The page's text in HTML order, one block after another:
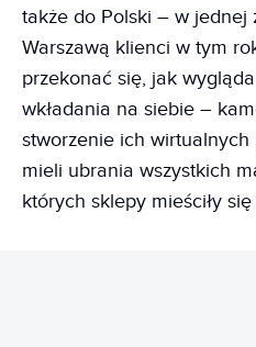
także do Polski – w
Warszawą klienci w tym
przekonać się, jak
wkładania na siebie –
stworzenie ich
mieli ubrania wszystkich
których sklepy mieściły